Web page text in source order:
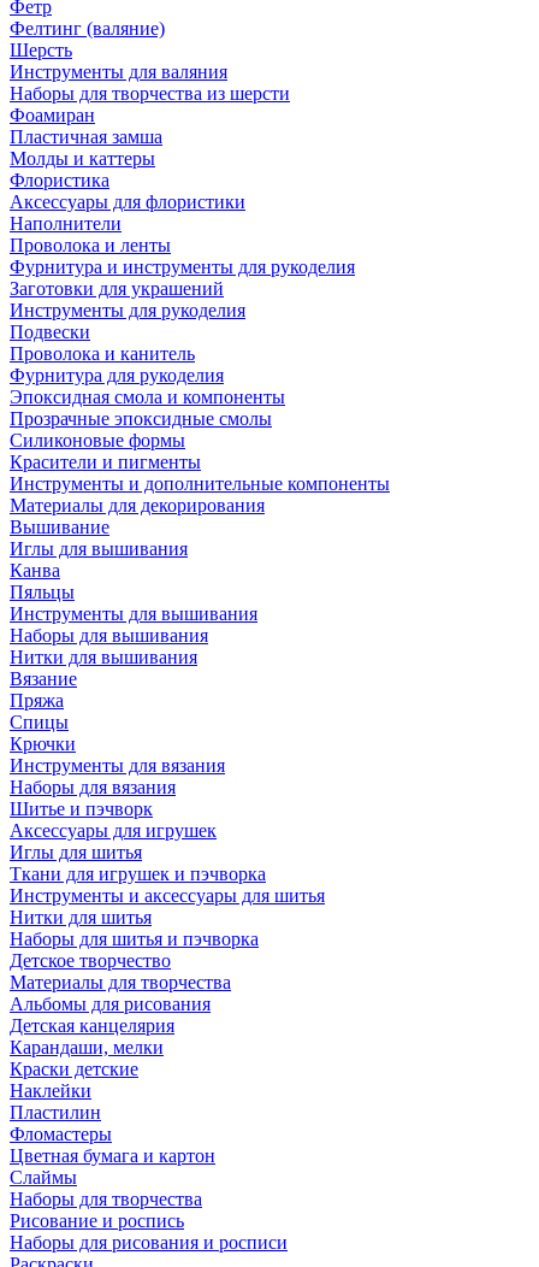
Фетр
Фелтинг (валяние)
Шерсть
Инструменты для валяния
Наборы для творчества из шерсти
Фоамиран
Пластичная замша
Молды и каттеры
Флористика
Аксессуары для флористики
Наполнители
Проволока и ленты
Фурнитура и инструменты для рукоделия
Заготовки для украшений
Инструменты для рукоделия
Подвески
Проволока и канитель
Фурнитура для рукоделия
Эпоксидная смола и компоненты
Прозрачные эпоксидные смолы
Силиконовые формы
Красители и пигменты
Инструменты и дополнительные компоненты
Материалы для декорирования
Вышивание
Иглы для вышивания
Канва
Пяльцы
Инструменты для вышивания
Наборы для вышивания
Нитки для вышивания
Вязание
Пряжа
Спицы
Крючки
Инструменты для вязания
Наборы для вязания
Шитье и пэчворк
Аксессуары для игрушек
Иглы для шитья
Ткани для игрушек и пэчворка
Инструменты и аксессуары для шитья
Нитки для шитья
Наборы для шитья и пэчворка
Детское творчество
Материалы для творчества
Альбомы для рисования
Детская канцелярия
Карандаши, мелки
Краски детские
Наклейки
Пластилин
Фломастеры
Цветная бумага и картон
Слаймы
Наборы для творчества
Рисование и роспись
Наборы для рисования и росписи